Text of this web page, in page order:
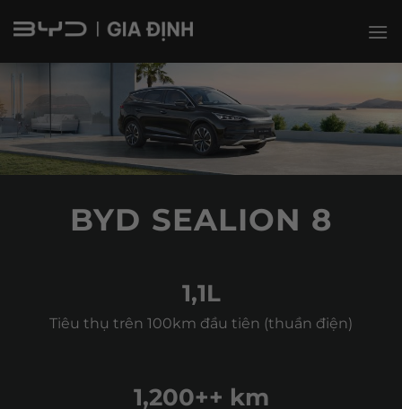
qua
dung
BYD SEALION 8
1,1L
Tiêu thụ trên 100km đầu tiên (thuần điện)
1,200++ km